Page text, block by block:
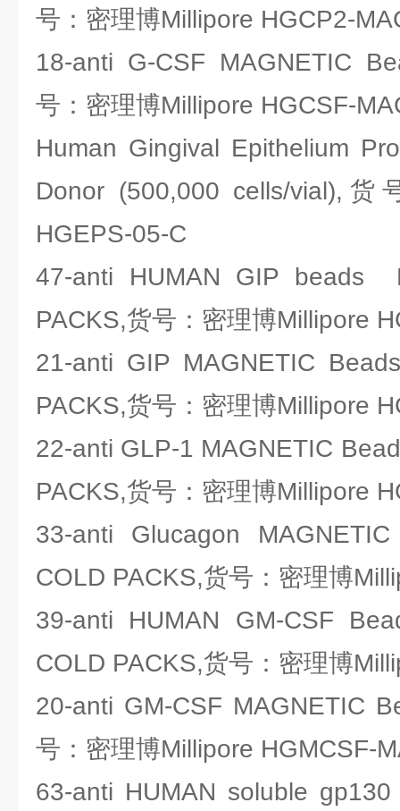
号：密理博Millipore HGCP2-
18-anti G-CSF MAGNETIC
号：密理博Millipore HGCSF-
Human Gingival Epithelium
Donor (500,000 cells/vial),
HGEPS-05-C
47-anti HUMAN GIP beads
PACKS,货号：密理博Millipore
21-anti GIP MAGNETIC
PACKS,货号：密理博Millipore
22-anti GLP-1 MAGNETIC
PACKS,货号：密理博Millipore
33-anti Glucagon
COLD PACKS,货号：密理博
39-anti HUMAN GM-CSF
COLD PACKS,货号：密理博
20-anti GM-CSF MAGNETIC
号：密理博Millipore HGMCSF-
63-anti HUMAN soluble